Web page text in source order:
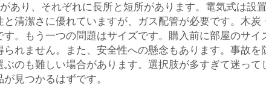
あり、それぞれに長所と短所があります。電気式は
と清潔さに優れていますが、ガス配管が必要です。木
。もう一つの問題はサイズです。購入前に部屋のサ
られません。また、安全性への懸念もあります。事故
ぶのも難しい場合があります。選択肢が多すぎて迷っ
見つかるはずです。